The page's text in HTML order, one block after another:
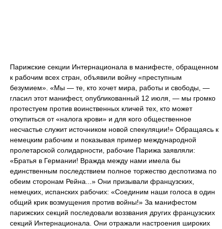
Парижские секции Интернационала в манифесте, обращенном
к рабочим всех стран, объявили войну «преступным
безумием». «Мы — те, кто хочет мира, работы и свободы, —
гласил этот манифест, опубликованный 12 июля, — мы громко
протестуем против воинственных кличей тех, кто может
откупиться от «налога крови» и для кого общественное
несчастье служит источником новой спекуляции!» Обращаясь к
немецким рабочим и показывая пример международной
пролетарской солидарности, рабочие Парижа заявляли:
«Братья в Германии! Вражда между нами имела бы
единственным последствием полное торжество деспотизма по
обеим сторонам Рейна...» Они призывали французских,
немецких, испанских рабочих: «Соединим наши голоса в один
общий крик возмущения против войны!» За манифестом
парижских секций последовали воззвания других французских
секций Интернационала. Они отражали настроения широких